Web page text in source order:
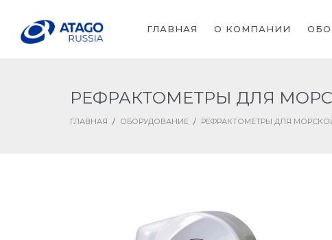
ГЛАВНАЯ О КОМПАНИИ
РЕФРАКТОМЕТРЫ ДЛЯ
ГЛАВНАЯ / ОБОРУДОВАНИЕ / РЕФРАКТОМЕТРЫ ДЛЯ